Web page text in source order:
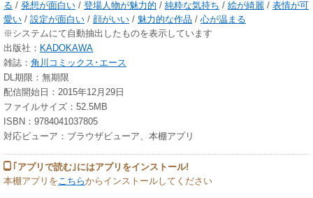
る / 発想が面白い / 登場人物が魅力的 / 純粋な気持ち / 絵が綺麗 / 表情が可
愛い / 設定が面白い / 顔がいい / 魅力的な作品 / 心が温まる
※システムにて自動抽出したものを表示しています
出版社： KADOKAWA
雑誌： 角川コミックス･エース
DL期限：無期限
配信開始日：2015年12月29日
ファイルサイズ：52.5MB
ISBN：9784041037805
対応ビューア：ブラウザビューア、本棚アプリ
｢アプリで読む｣にはアプリをインストール!
本棚アプリを こちらからインストールしてください